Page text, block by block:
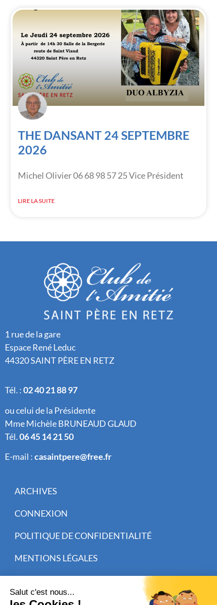
THE DANSANT 24 SEPTEMBRE
2026
Michel Olivier 06 68 98 57 25 Vice Président
LIRE LA SUITE
1 rue de la gare
Espace René Leduc
44320 SAINT PÈRE EN RETZ
Tél. :02 40 21 88 97
ou celui de la Présidente
Mme Michèle BRUNEAUD GLAUD
Tél.06 45 14 21 50
E-mail :casaintpere@free.fr
ARCHIVES
CONNEXION
POLITIQUE DE CONFIDENTIALITÉ
MENTIONS LÉGALES